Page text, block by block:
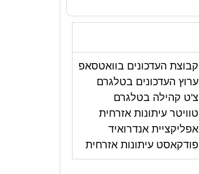
קבוצת העדכונים בוואטסאפ
ערוץ העדכונים בטלגרם
צ'ט קהילה בטלגרם
טוויטר עיתונות אזרחית
אפליקציית אנדרואיד
פודקאסט עיתונות אזרחית